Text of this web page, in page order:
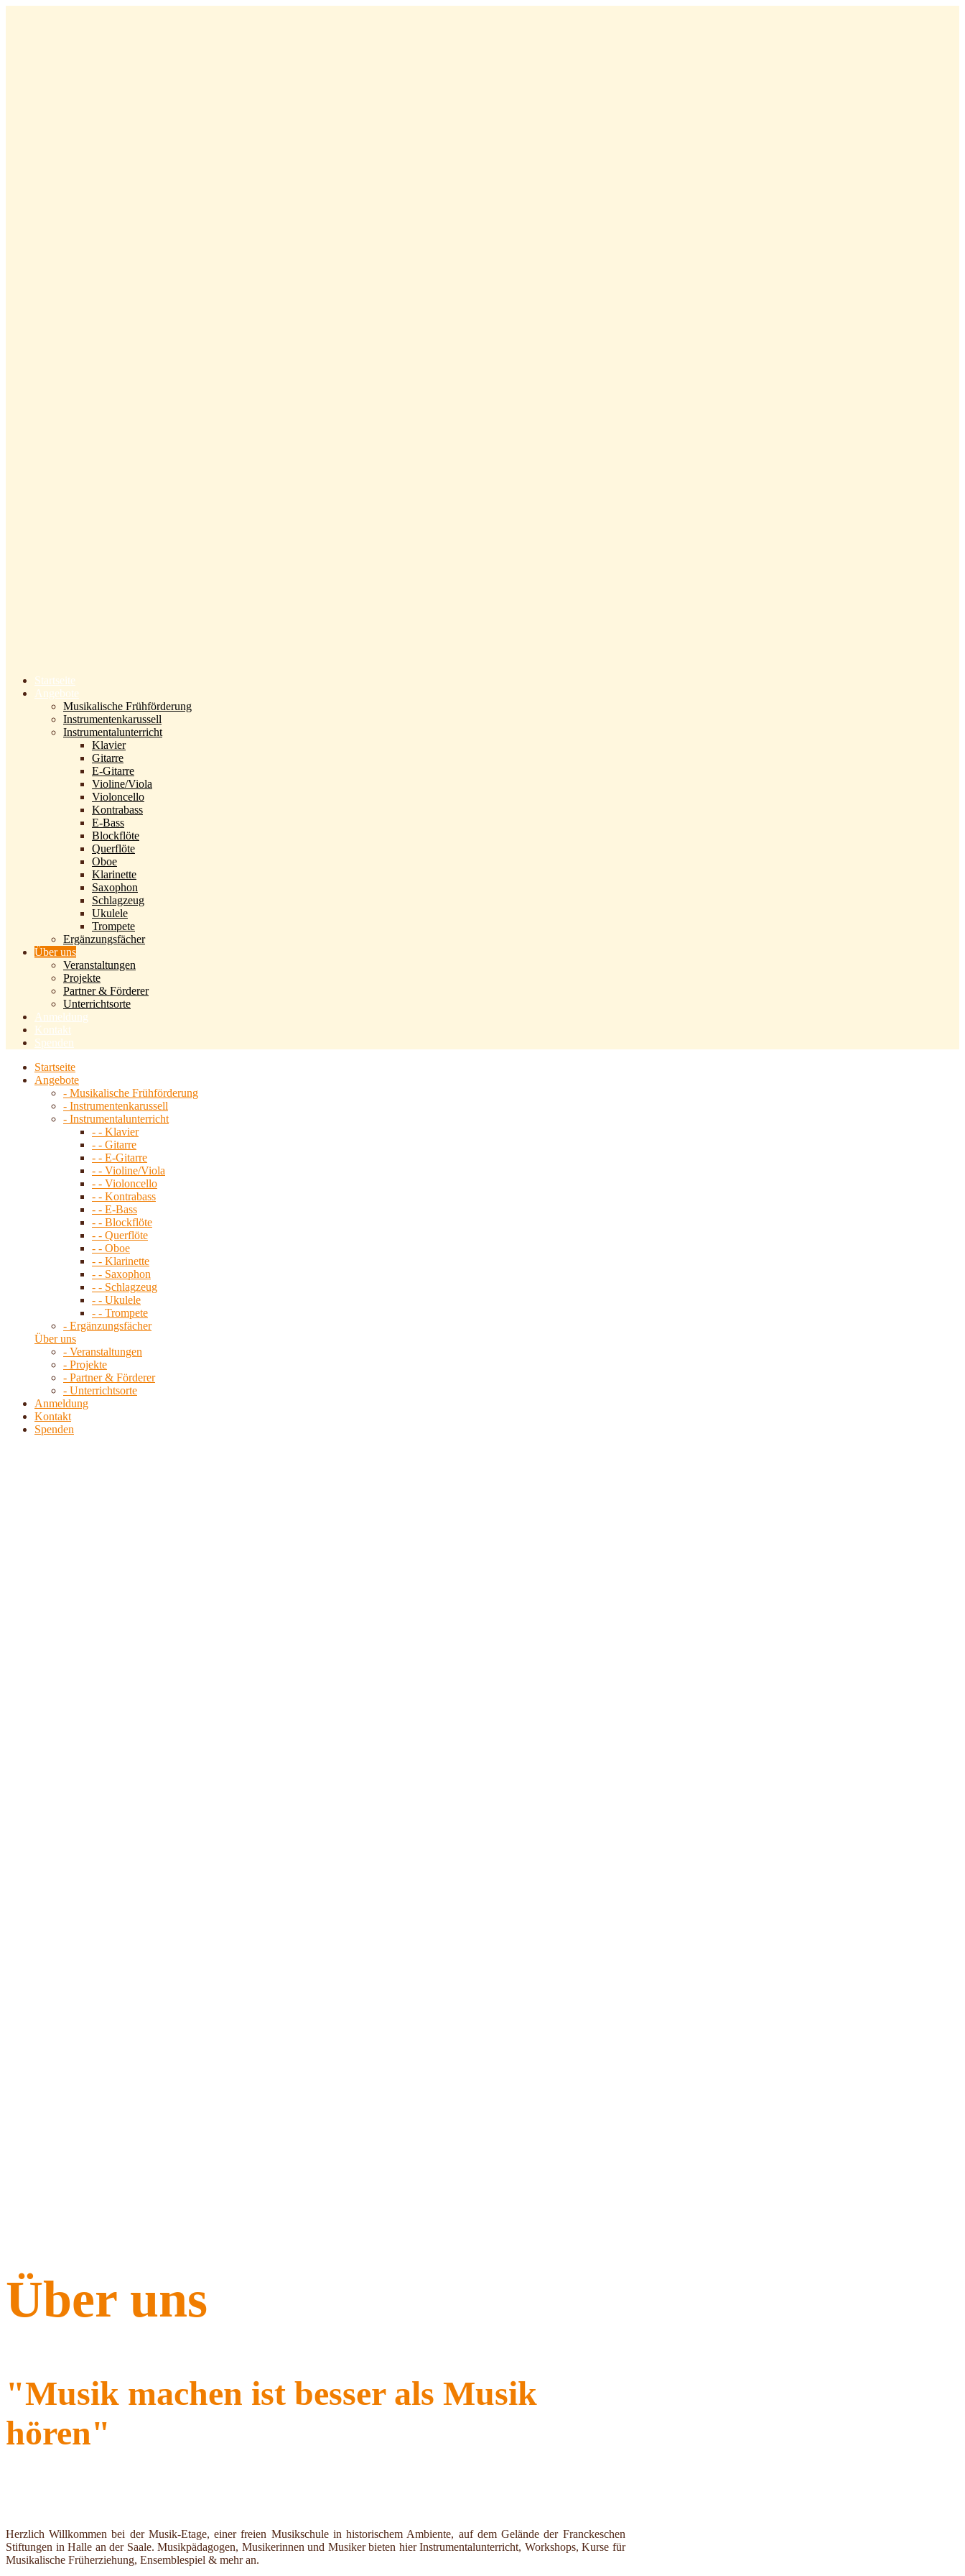
Startseite
Angebote
Musikalische Frühförderung
Instrumentenkarussell
Instrumentalunterricht
Klavier
Gitarre
E-Gitarre
Violine/Viola
Violoncello
Kontrabass
E-Bass
Blockflöte
Querflöte
Oboe
Klarinette
Saxophon
Schlagzeug
Ukulele
Trompete
Ergänzungsfächer
Über uns
Veranstaltungen
Projekte
Partner & Förderer
Unterrichtsorte
Anmeldung
Kontakt
Spenden
Startseite
Angebote
- Musikalische Frühförderung
- Instrumentenkarussell
- Instrumentalunterricht
- - Klavier
- - Gitarre
- - E-Gitarre
- - Violine/Viola
- - Violoncello
- - Kontrabass
- - E-Bass
- - Blockflöte
- - Querflöte
- - Oboe
- - Klarinette
- - Saxophon
- - Schlagzeug
- - Ukulele
- - Trompete
- Ergänzungsfächer
Über uns
- Veranstaltungen
- Projekte
- Partner & Förderer
- Unterrichtsorte
Anmeldung
Kontakt
Spenden
Über uns
"Musik machen ist besser als Musik
hören"
Herzlich Willkommen bei der Musik-Etage, einer freien Musikschule in historischem Ambiente, auf dem Gelände der Franckeschen
Stiftungen in Halle an der Saale. Musikpädagogen, Musikerinnen und Musiker bieten hier Instrumentalunterricht, Workshops, Kurse für
Musikalische Früherziehung, Ensemblespiel & mehr an.